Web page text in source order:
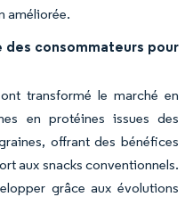
améliorée.
consommateurs pour
transformé le marché en
en protéines issues des
offrant des bénéfices
aux snacks conventionnels.
grâce aux évolutions